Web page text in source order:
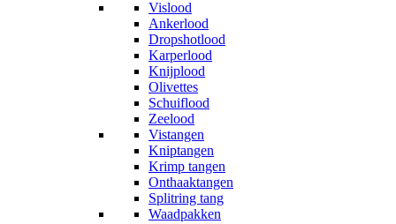
Vislood
Ankerlood
Dropshotlood
Karperlood
Knijplood
Olivettes
Schuiflood
Zeelood
Vistangen
Kniptangen
Krimp tangen
Onthaaktangen
Splitring tang
Waadpakken